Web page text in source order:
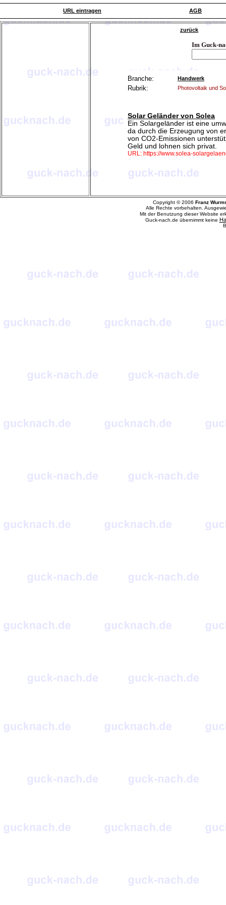
URL eintragen AGB
zurück
Im Guck-
Branche: Handwerk
Rubrik: Photovoltaik und
Solar Geländer von Solea
Ein Solargeländer ist eine
da durch die Erzeugung von
von CO2-Emissionen
Geld und lohnen sich privat.
URL: https://www.solea-
Copyright © 2006 Franz
Alle Rechte vorbehalten.
Mit der Benutzung dieser Website
Guck-nach.de übernimmt keine